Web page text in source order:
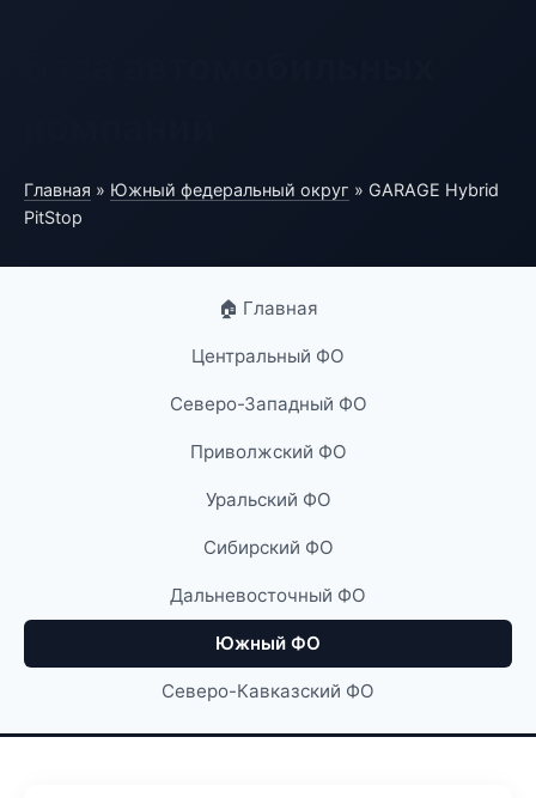
Главная » Южный федеральный округ » GARAGE Hybrid
PitStop
🏠 Главная
Центральный ФО
Северо-Западный ФО
Приволжский ФО
Уральский ФО
Сибирский ФО
Дальневосточный ФО
Южный ФО
Северо-Кавказский ФО